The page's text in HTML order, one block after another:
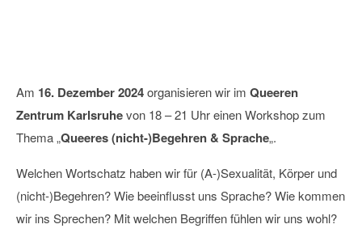
Am 16. Dezember 2024organisieren wir im Queeren
Zentrum Karlsruhevon 18 – 21 Uhr einen Workshop zum
Thema „Queeres (nicht-)Begehren & Sprache„.
Welchen Wortschatz haben wir für (A-)Sexualität, Körper und
(nicht-)Begehren? Wie beeinflusst uns Sprache? Wie kommen
wir ins Sprechen? Mit welchen Begriffen fühlen wir uns wohl?